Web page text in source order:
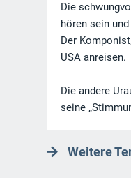
Die
hören sein
Der
USA anreisen.
Die andere
seine
Weitere